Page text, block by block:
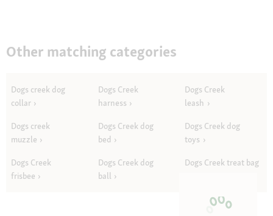
Other matching categories
Dogs creek dog
collar
Dogs Creek
harness
Dogs Creek
leash
Dogs creek
muzzle
Dogs Creek dog
bed
Dogs Creek dog
toys
Dogs Creek
frisbee
Dogs Creek dog
ball
Dogs Creek treat bag